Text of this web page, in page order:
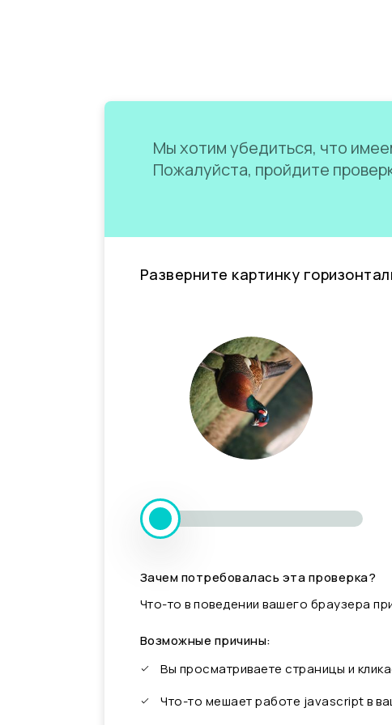
Мы хотим убедиться, что
Пожалуйста, пройдите
Разверните картинку
Зачем потребовалась эта проверка?
Что-то в поведении вашего браузера
Возможные причины:
Вы просматриваете страницы и
Что-то мешает работе javascript в